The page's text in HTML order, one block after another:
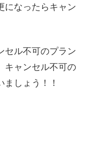
になったらキャン
セル不可のプラン
キャンセル不可の
しょう！！